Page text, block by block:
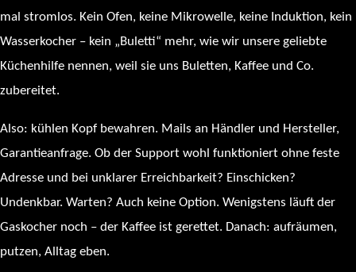
mal stromlos. Kein Ofen, keine Mikrowelle, keine Induktion, kein
Wasserkocher – kein „Buletti“ mehr, wie wir unsere geliebte
Küchenhilfe nennen, weil sie uns Buletten, Kaffee und Co.
zubereitet.
Also: kühlen Kopf bewahren. Mails an Händler und Hersteller,
Garantieanfrage. Ob der Support wohl funktioniert ohne feste
Adresse und bei unklarer Erreichbarkeit? Einschicken?
Undenkbar. Warten? Auch keine Option. Wenigstens läuft der
Gaskocher noch – der Kaffee ist gerettet. Danach: aufräumen,
putzen, Alltag eben.